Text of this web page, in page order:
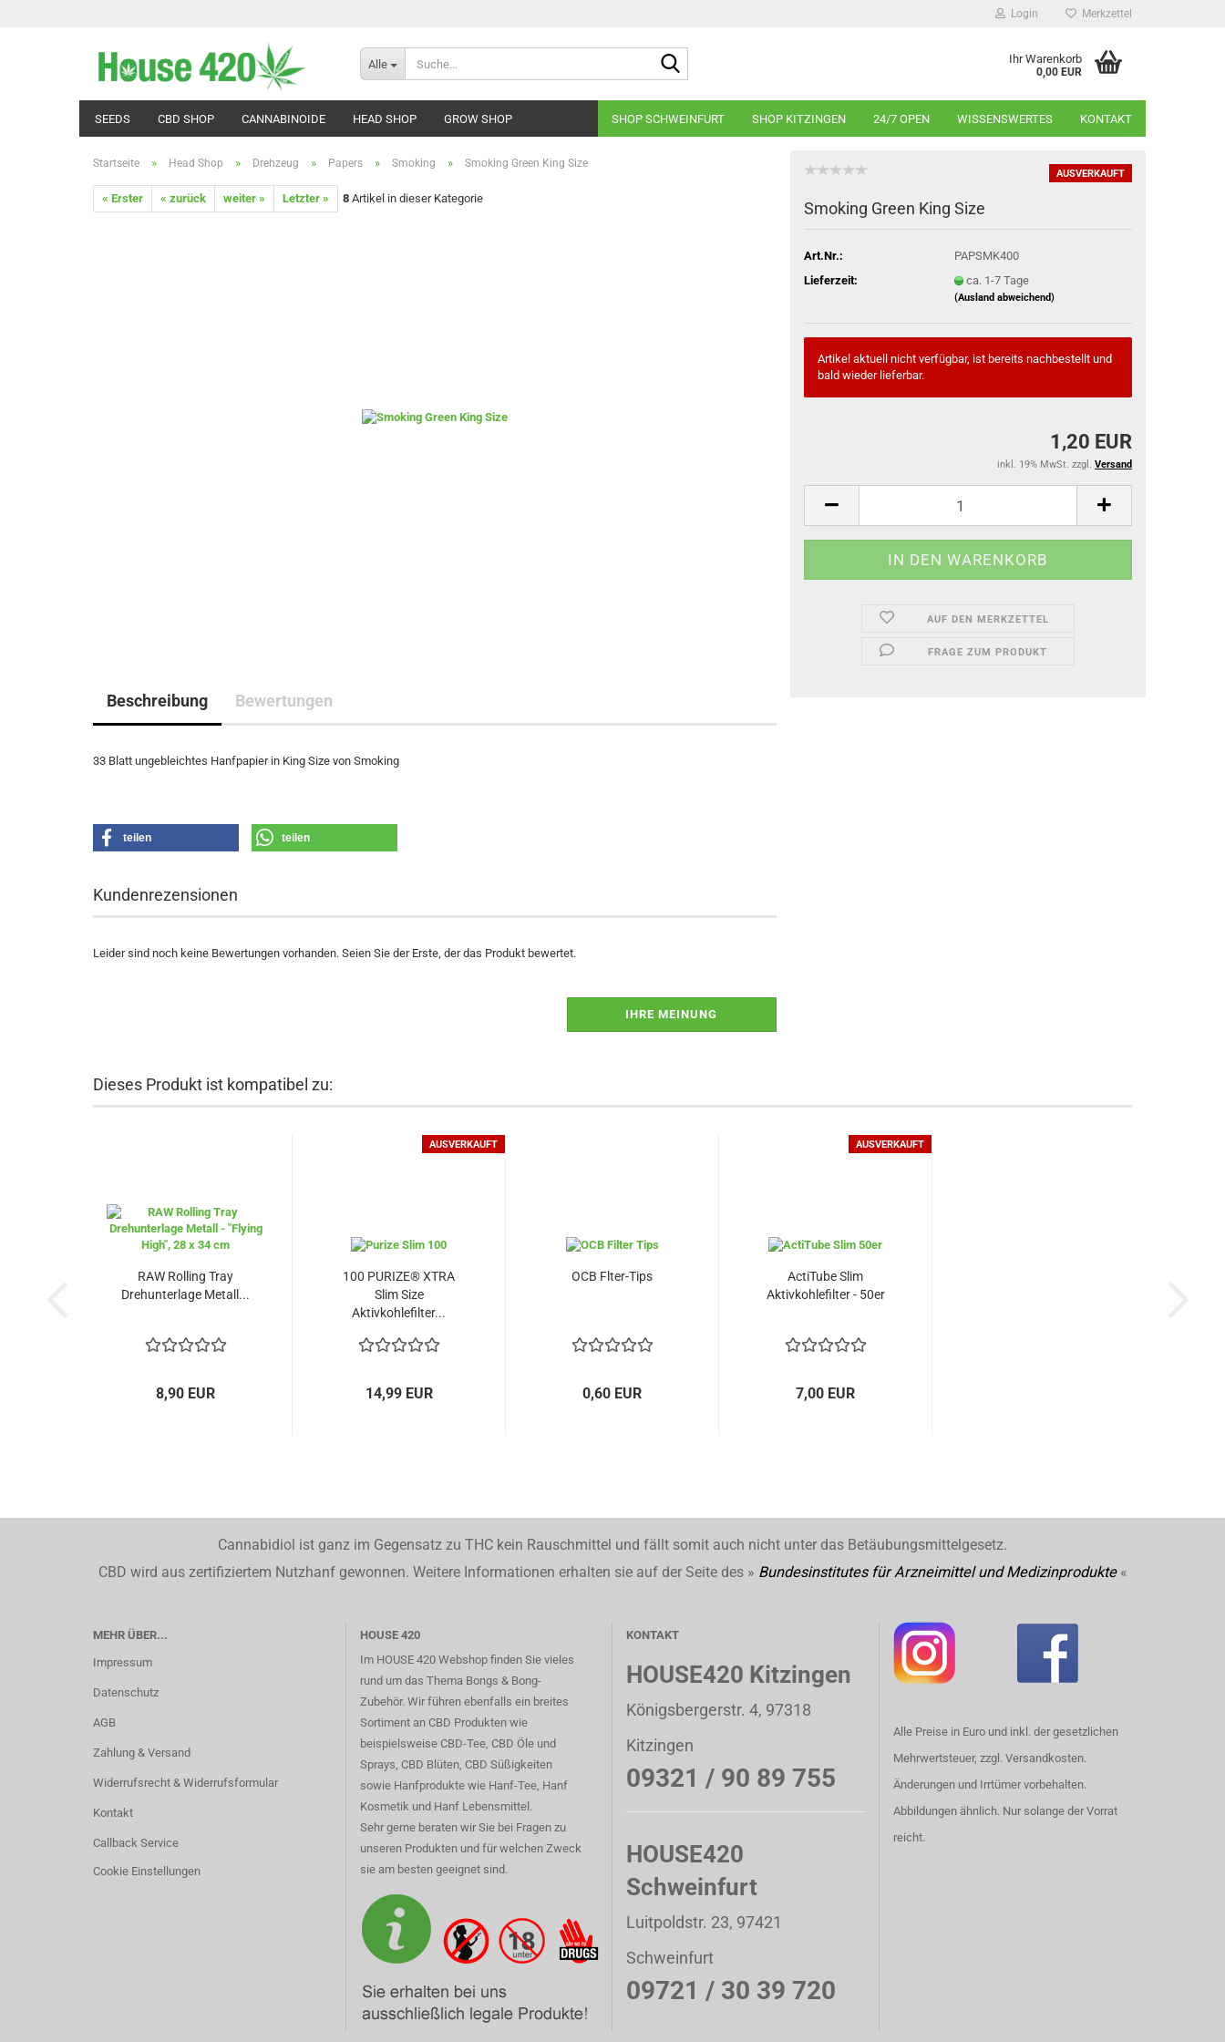
Login Merkzettel
Alle Ihr Warenkorb
0,00 EUR
SEEDS CBD SHOP CANNABINOIDE HEAD SHOP GROW SHOP SHOP SCHWEINFURT SHOP KITZINGEN 24/7 OPEN WISSENSWERTES KONTAKT
Startseite » Head Shop » Drehzeug » Papers » Smoking » Smoking Green King Size
« Erster « zurück weiter » Letzter » 8 Artikel in dieser Kategorie
AUSVERKAUFT
Smoking Green King Size
Art.Nr.:
PAPSMK400
Lieferzeit:
ca. 1-7 Tage
(Ausland abweichend)
Artikel aktuell nicht verfügbar, ist bereits nachbestellt und
bald wieder lieferbar.
1,20 EUR
inkl. 19% MwSt. zzgl. Versand
AUF DEN MERKZETTEL
FRAGE ZUM PRODUKT
Beschreibung Bewertungen
33 Blatt ungebleichtes Hanfpapier in King Size von Smoking
teilen teilen
Kundenrezensionen
Leider sind noch keine Bewertungen vorhanden. Seien Sie der Erste, der das Produkt bewertet.
IHRE MEINUNG
Dieses Produkt ist kompatibel zu:
RAW Rolling Tray
Drehunterlage Metall...
8,90 EUR
AUSVERKAUFT
100 PURIZE® XTRA
Slim Size
Aktivkohlefilter...
14,99 EUR
OCB Flter-Tips
0,60 EUR
AUSVERKAUFT
ActiTube Slim
Aktivkohlefilter - 50er
7,00 EUR
Cannabidiol ist ganz im Gegensatz zu THC kein Rauschmittel und fällt somit auch nicht unter das Betäubungsmittelgesetz.
CBD wird aus zertifiziertem Nutzhanf gewonnen. Weitere Informationen erhalten sie auf der Seite des » Bundesinstitutes für Arzneimittel und Medizinprodukte«
MEHR ÜBER...
Impressum
Datenschutz
AGB
Zahlung & Versand
Widerrufsrecht & Widerrufsformular
Kontakt
Callback Service
Cookie Einstellungen
HOUSE 420
Im HOUSE 420 Webshop finden Sie vieles
rund um das Thema Bongs & Bong-
Zubehör. Wir führen ebenfalls ein breites
Sortiment an CBD Produkten wie
beispielsweise CBD-Tee, CBD Öle und
Sprays, CBD Blüten, CBD Süßigkeiten
sowie Hanfprodukte wie Hanf-Tee, Hanf
Kosmetik und Hanf Lebensmittel.
Sehr gerne beraten wir Sie bei Fragen zu
unseren Produkten und für welchen Zweck
sie am besten geeignet sind.
KONTAKT
HOUSE420 Kitzingen
Königsbergerstr. 4, 97318
Kitzingen
09321 / 90 89 755
HOUSE420
Schweinfurt
Luitpoldstr. 23, 97421
Schweinfurt
09721 / 30 39 720
Alle Preise in Euro und inkl. der gesetzlichen
Mehrwertsteuer, zzgl. Versandkosten.
Änderungen und Irrtümer vorbehalten.
Abbildungen ähnlich. Nur solange der Vorrat
reicht.